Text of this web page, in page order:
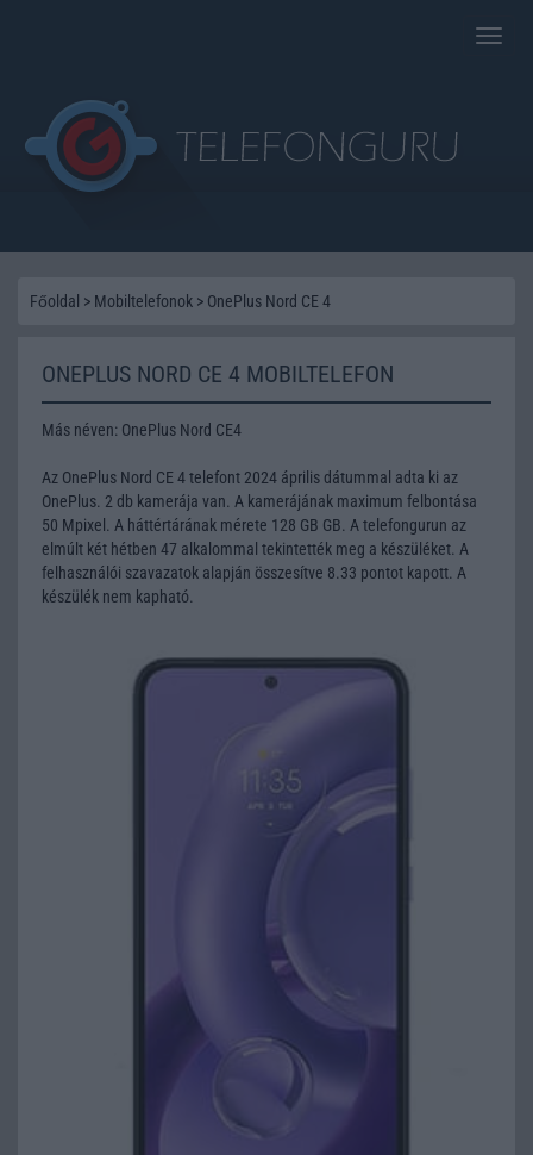
Toggle
Főoldal > Mobiltelefonok > OnePlus Nord CE 4
ONEPLUS NORD CE 4 MOBILTELEFON
Más néven: OnePlus Nord CE4
Az OnePlus Nord CE 4 telefont 2024 április dátummal adta ki az
OnePlus. 2 db kamerája van. A kamerájának maximum felbontása
50 Mpixel. A háttértárának mérete 128 GB GB. A telefongurun az
elmúlt két hétben 47 alkalommal tekintették meg a készüléket. A
felhasználói szavazatok alapján összesítve 8.33 pontot kapott. A
készülék nem kapható.